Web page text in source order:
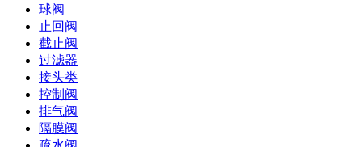
球阀
止回阀
截止阀
过滤器
接头类
控制阀
排气阀
隔膜阀